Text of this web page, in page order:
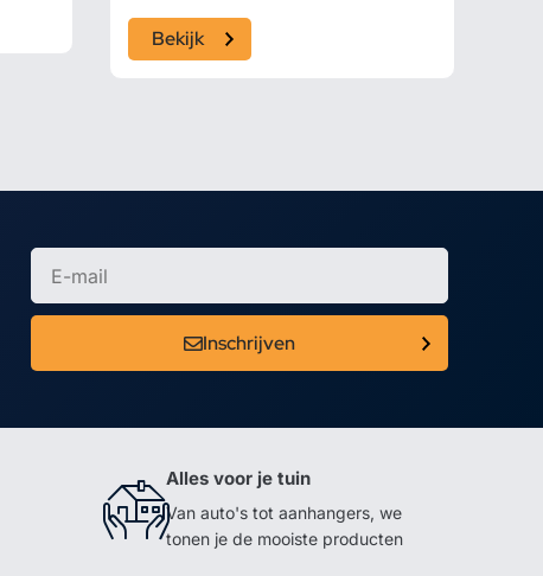
Bekijk
Inschrijven
Alles voor je tuin
Van auto's tot aanhangers, we
tonen je de mooiste producten